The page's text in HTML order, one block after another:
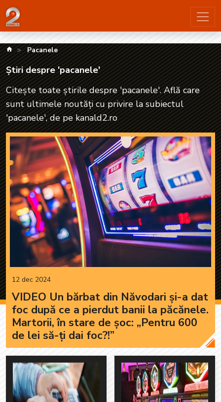
Știri despre 'pacanele'| kanald2.ro
kanald.ro
Pacanele
Știri despre 'pacanele'
Citește toate știrile despre 'pacanele'. Află care
sunt ultimele noutăți cu privire la subiectul
'pacanele', de pe kanald2.ro
12 dec 2024
VIDEO Un bărbat din Năvodari și-a dat
foc după ce a pierdut banii la păcănele.
Martorii, în stare de șoc: „Pentru 600
de lei să-ți dai foc?!”